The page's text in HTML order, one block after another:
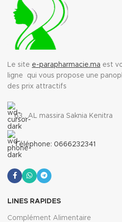
Le site e-parapharmacie.ma est
ligne qui vous propose une
des prix attractifs
63 , AL massira Saknia Kenitra
Téléphone: 0666232341
LINES RAPIDES
Complément Alimentaire